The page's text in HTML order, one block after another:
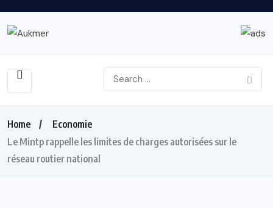
Home
Economie
Le Mintp rappelle les limites de charges autorisées sur le
réseau routier national